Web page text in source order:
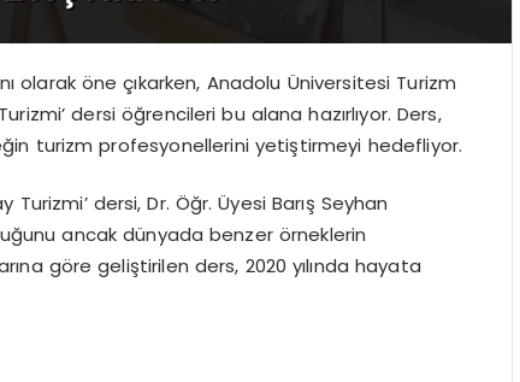
olarak öne çıkarken, Anadolu Üniversitesi Turizm
dersi öğrencileri bu alana hazırlıyor. Ders,
turizm profesyonellerini yetiştirmeyi hedefliyor.
Turizmi’ dersi, Dr. Öğr. Üyesi Barış Seyhan
ancak dünyada benzer örneklerin
göre geliştirilen ders, 2020 yılında hayata